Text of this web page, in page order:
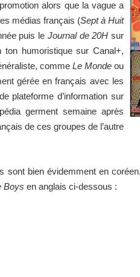
alors que la vague a
médias français (Sept à Huit
puis le Journal de 20H sur
humoristique sur Canal+,
comme Le Monde ou
gérée en français avec les
plateforme d’information sur
germent semaine après
de ces groupes de l’autre
sont bien évidemment en
Boys en anglais ci-dessous :